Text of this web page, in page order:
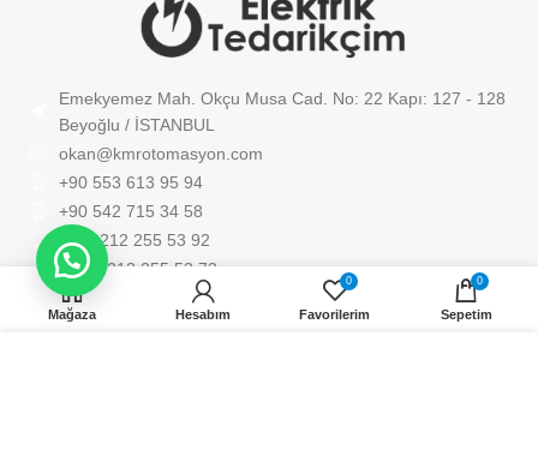
Emekyemez Mah. Okçu Musa Cad. No: 22 Kapı: 127 - 128
Beyoğlu / İSTANBUL
okan@kmrotomasyon.com
+90 553 613 95 94
+90 542 715 34 58
Tel: 0212 255 53 92
Fax: 0212 255 53 73
Mağaza Hesabım
0
Favorilerim
0
Sepetim